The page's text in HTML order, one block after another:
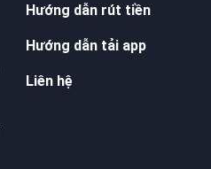
Hướng dẫn rút tiền
Hướng dẫn tải app
Liên hệ